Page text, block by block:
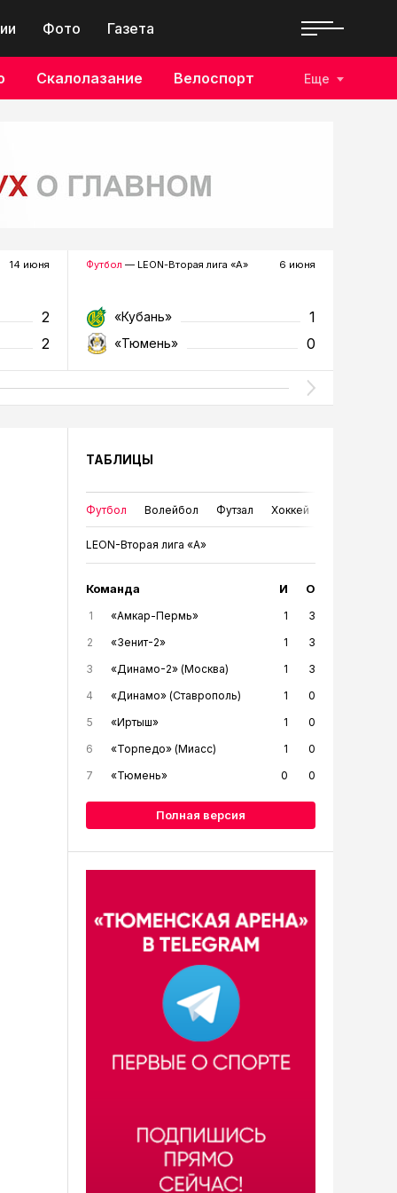
Фото Газета
Скалолазание Велоспорт Еще
14 июня
2
2
Футбол — LEON-Вторая лига «А» 6 июня
«Кубань» 1
«Тюмень» 0
ТАБЛИЦЫ
Футбол Волейбол Футзал Хоккей
LEON-Вторая лига «А»
Команда И О
1 «Амкар-Пермь» 1
3
2
«Зенит-2» 1
3
3
«Динамо-2» (Москва) 1
3
4
«Динамо» (Ставрополь) 1
0
5
«Иртыш» 1
0
6
«Торпедо» (Миасс) 1
0
7
«Тюмень» 0 0
Полная версия